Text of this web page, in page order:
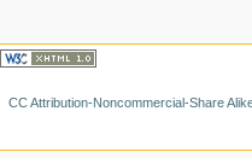
CC Attribution-Noncommercial-Share